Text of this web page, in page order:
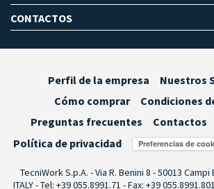
CONTACTOS
Perfil de la empresa
Nuestros
Cómo comprar
Condiciones
Preguntas frecuentes
Contactos
Política de privacidad
Preferencias de
TecniWork S.p.A. - Via R. Benini 8 - 50013
ITALY - Tel: +39 055.8991.71 - Fax: +39